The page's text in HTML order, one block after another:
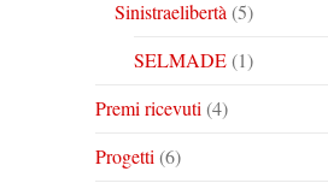
Sinistraelibertà (5)
SELMADE(1)
Premi ricevuti (4)
Progetti (6)